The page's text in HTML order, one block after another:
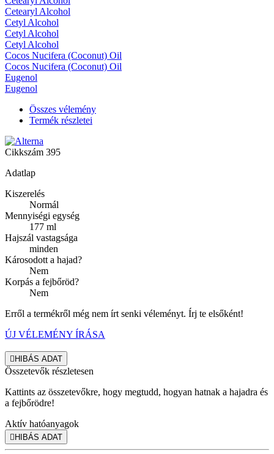
Cetearyl Alcohol
Cetyl Alcohol
Cetyl Alcohol
Cetyl Alcohol
Cocos Nucifera (Coconut) Oil
Cocos Nucifera (Coconut) Oil
Eugenol
Eugenol
Összes vélemény
Termék részletei
Cikkszám 395
Adatlap
Kiszerelés
Normál
Mennyiségi egység
177 ml
Hajszál vastagsága
minden
Károsodott a hajad?
Nem
Korpás a fejbőröd?
Nem
Erről a termékről még nem írt senki véleményt. Írj te elsőként!
ÚJ VÉLEMÉNY ÍRÁSA
HIBÁS ADAT
Összetevők részletesen
Kattints az összetevőkre, hogy megtudd, hogyan hatnak a hajadra és
a fejbőrödre!
Aktív hatóanyagok
HIBÁS ADAT